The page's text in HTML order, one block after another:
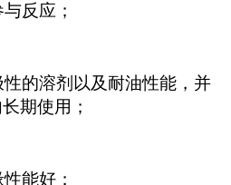
反应；
的溶剂以及耐油性能，并
期使用；
能好；